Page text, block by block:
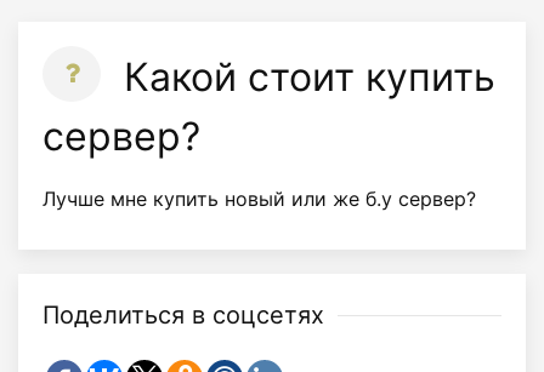
Какой стоит купить
сервер?
Лучше мне купить новый или же б.у сервер?
Поделиться в соцсетях